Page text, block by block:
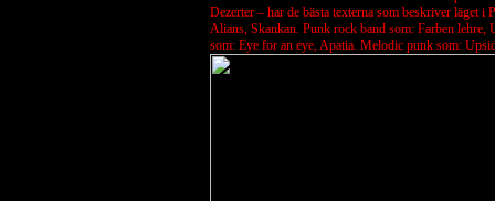
Dezerter – har de bästa texterna som beskriver läget
Alians, Skankan. Punk rock band som: Farben
som: Eye for an eye, Apatia. Melodic punk som: